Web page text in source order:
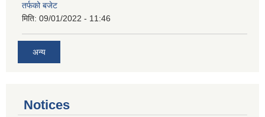
तर्फको बजेट
मिति: 09/01/2022 - 11:46
अन्य
Notices